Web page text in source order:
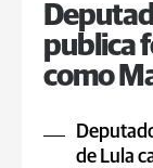
publica
como
de Lula